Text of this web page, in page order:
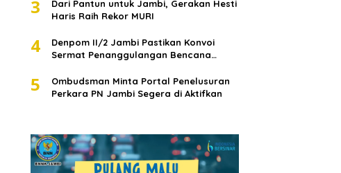
3
Dari Pantun untuk Jambi, Gerakan Hesti
Haris Raih Rekor MURI
4
Denpom II/2 Jambi Pastikan Konvoi
Sermat Penanggulangan Bencana
5
Ombudsman Minta Portal Penelusuran
Perkara PN Jambi Segera di Aktifkan